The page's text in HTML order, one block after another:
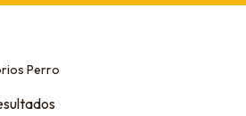
Perro